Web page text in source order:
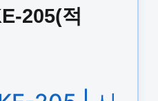
205(적